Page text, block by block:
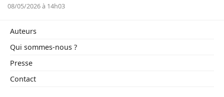
08/05/2026 à 14h03
Auteurs
Qui sommes-nous ?
Presse
Contact